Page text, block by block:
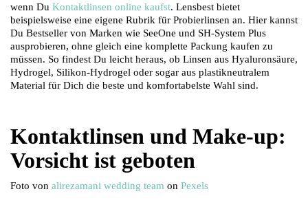
wenn Du Kontaktlinsen online kaufst. Lensbest bietet
beispielsweise eine eigene Rubrik für Probierlinsen an. Hier kannst
Du Bestseller von Marken wie SeeOne und SH-System Plus
ausprobieren, ohne gleich eine komplette Packung kaufen zu
müssen. So findest Du leicht heraus, ob Linsen aus Hyaluronsäure,
Hydrogel, Silikon-Hydrogel oder sogar aus plastikneutralem
Material für Dich die beste und komfortabelste Wahl sind.
Kontaktlinsen und Make-up:
Vorsicht ist geboten
Foto von alirezamani wedding team on Pexels